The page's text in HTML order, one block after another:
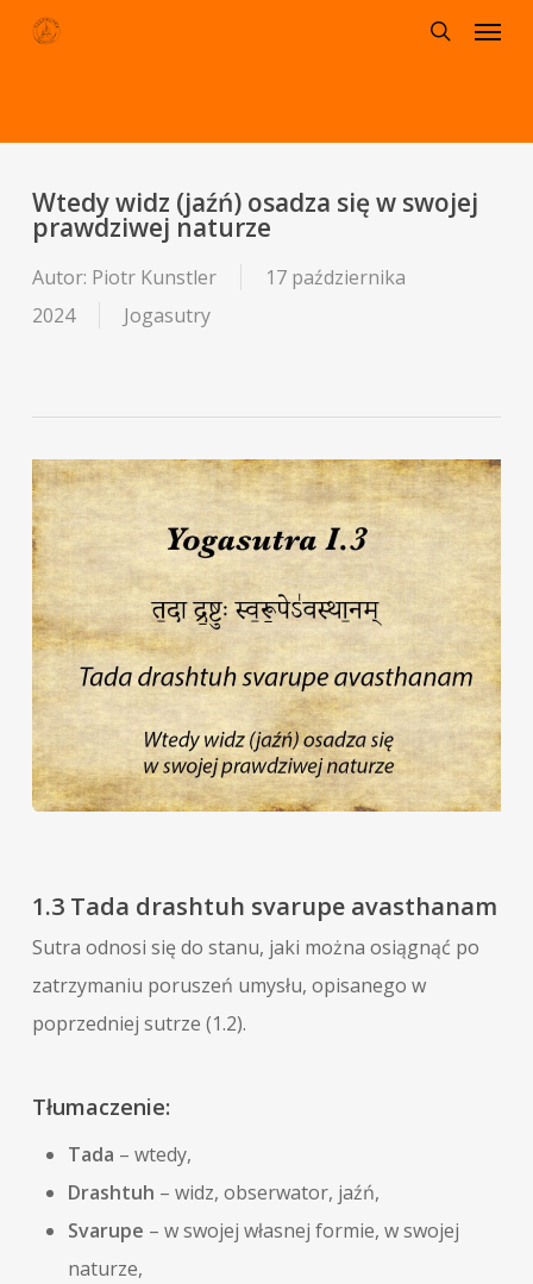
Skip
Menu
Wtedy widz (jaźń) osadza się w swojej
prawdziwej naturze
Autor: Piotr Kunstler
17 października
2024
Jogasutry
1.3 Tada drashtuh svarupe avasthanam
Sutra odnosi się do stanu, jaki można osiągnąć po
zatrzymaniu poruszeń umysłu, opisanego w
poprzedniej sutrze (1.2).
Tłumaczenie:
Tada – wtedy,
Drashtuh – widz, obserwator, jaźń,
Svarupe – w swojej własnej formie, w swojej
naturze,